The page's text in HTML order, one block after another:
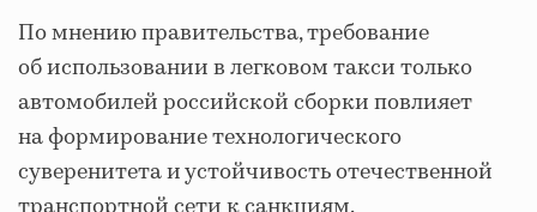
По мнению правительства, требование
об использовании в легковом такси только
автомобилей российской сборки повлияет
на формирование технологического
суверенитета и устойчивость отечественной